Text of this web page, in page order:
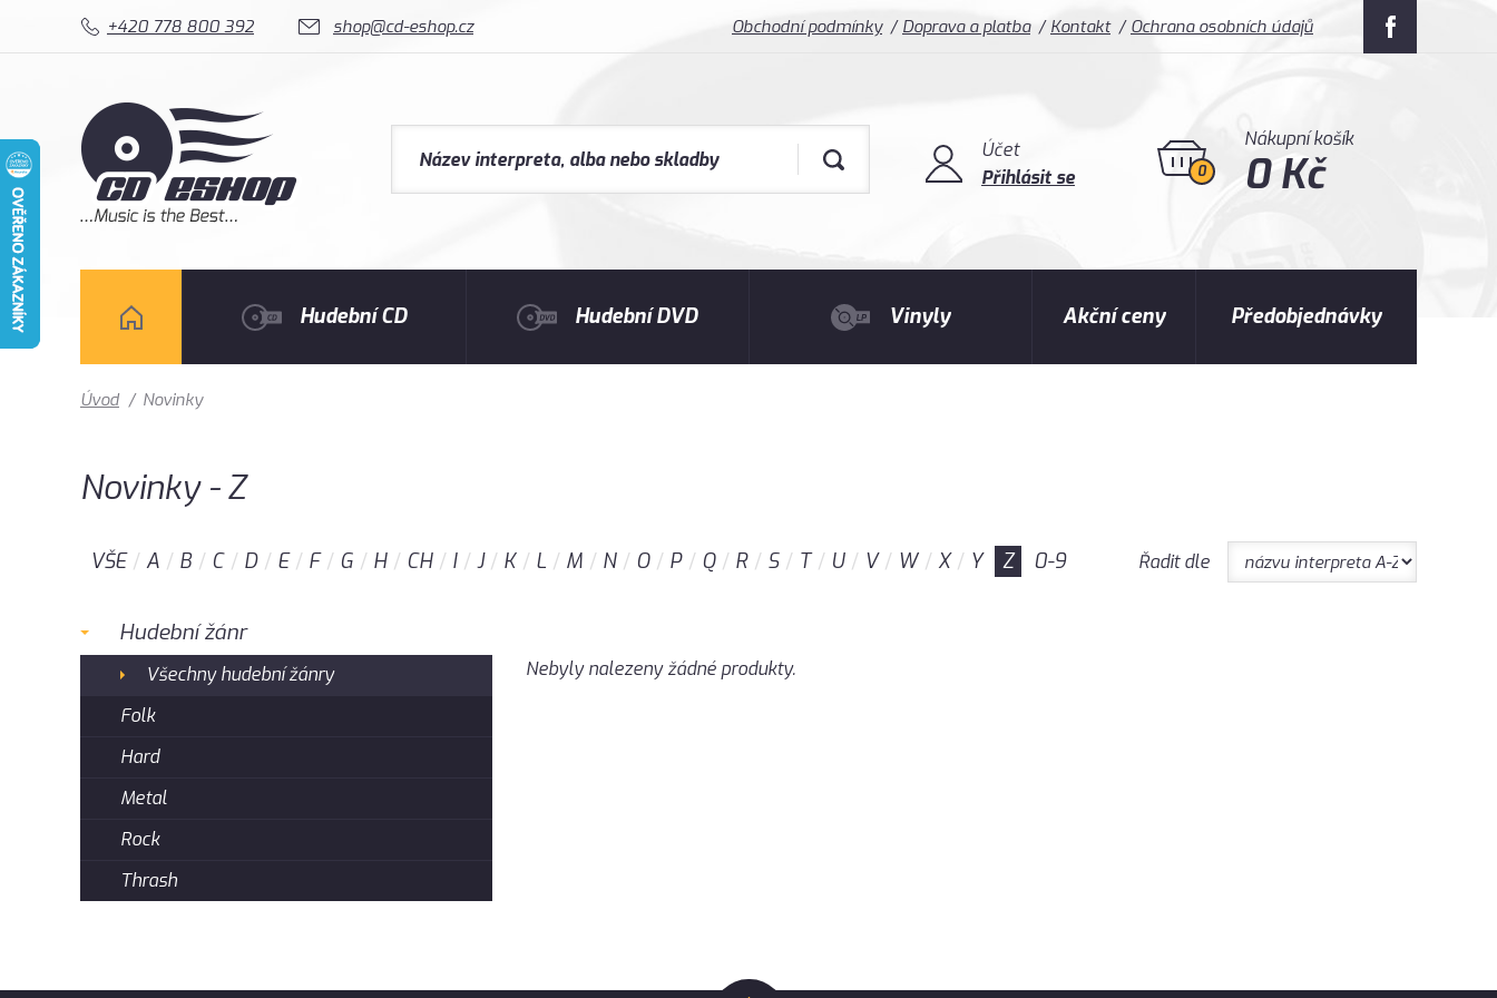
+420 778 800 392 shop@cd-eshop.cz Obchodní podmínky Doprava a platba Kontakt Ochrana osobních údajů
Účet
Přihlásit se
0
Nákupní košík
0 Kč
Hudební CD Hudební DVD Vinyly Akční ceny Předobjednávky
Úvod / Novinky
Novinky - Z
VŠE A B C D E F G H CH I J K L M N O P Q R S T U V W X Y Z 0-9 Řadit dle
Hudební žánr
Všechny hudební žánry
Folk
Hard
Metal
Rock
Thrash
Nebyly nalezeny žádné produkty.